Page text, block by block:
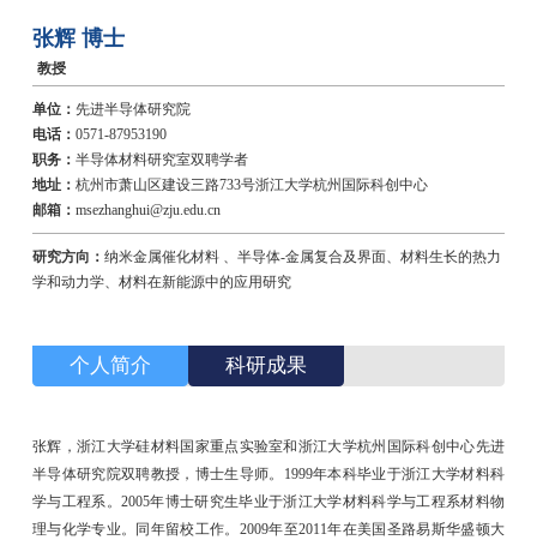
张辉 博士
教授
单位： 先进半导体研究院
电话： 0571-87953190
职务： 半导体材料研究室双聘学者
地址： 杭州市萧山区建设三路733号浙江大学杭州国际科创中心
邮箱： msezhanghui@zju.edu.cn
研究方向： 纳米金属催化材料 、半导体-金属复合及界面、材料生长的热力
学和动力学、材料在新能源中的应用研究
个人简介 科研成果
张辉，浙江大学硅材料国家重点实验室和浙江大学杭州国际科创中心先进
半导体研究院双聘教授，博士生导师。1999年本科毕业于浙江大学材料科
学与工程系。2005年博士研究生毕业于浙江大学材料科学与工程系材料物
理与化学专业。同年留校工作。2009年至2011年在美国圣路易斯华盛顿大